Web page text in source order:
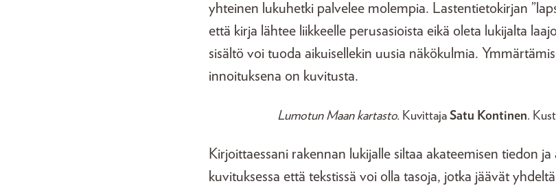
yhteinen lukuhetki palvelee molempia. Lastentietokirjan
että kirja lähtee liikkeelle perusasioista eikä oleta lukijalta
sisältö voi tuoda aikuisellekin uusia näkökulmia.
innoituksena on kuvitusta.
Lumotun Maan kartasto. Kuvittaja Satu Kontinen.
Kirjoittaessani rakennan lukijalle siltaa akateemisen tiedon ja
kuvituksessa että tekstissä voi olla tasoja, jotka jäävät